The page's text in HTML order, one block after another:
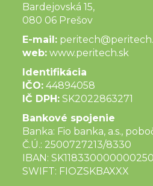
Bardejovská 15,
080 06 Prešov
E-mail:
web: www.peritech.sk
Identifikácia
IČO: 44894058
IČ DPH: SK2022863271
Bankové spojenie
Banka: Fio banka, a.s.,
Č.Ú.: 2500727213/8330
IBAN:
SWIFT: FIOZSKBAXXX